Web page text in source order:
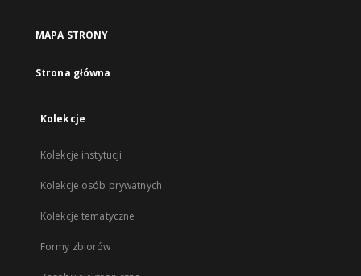
MAPA STRONY
Strona główna
Kolekcje
Kolekcje instytucji
Kolekcje osób prywatnych
Kolekcje tematyczne
Formy zbiorów